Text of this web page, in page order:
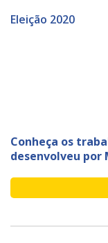
Eleição 2020
Conheça os
desenvolveu por